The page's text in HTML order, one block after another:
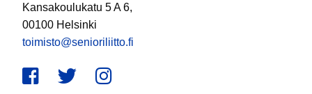
Kansakoulukatu 5 A 6,
00100 Helsinki
toimisto@senioriliitto.fi
Facebook
TwitterInstagram